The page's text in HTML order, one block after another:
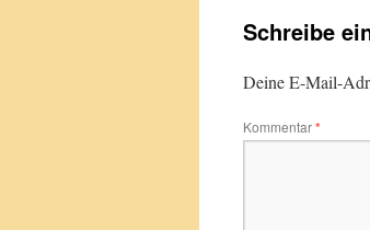
Schreibe
Deine E-Mail-
Kommentar*